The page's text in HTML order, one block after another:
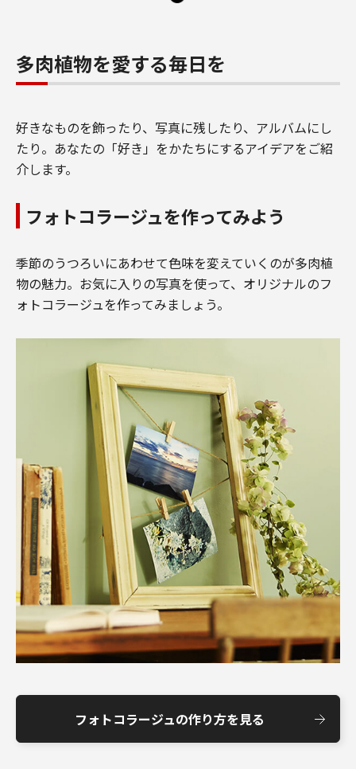
多肉植物を愛する毎日を
好きなものを飾ったり、写真に残したり、アルバムにし
たり。あなたの「好き」をかたちにするアイデアをご紹
介します。
フォトコラージュを作ってみよう
季節のうつろいにあわせて色味を変えていくのが多肉植
物の魅力。お気に入りの写真を使って、オリジナルのフ
ォトコラージュを作ってみましょう。
フォトコラージュの作り方を見る